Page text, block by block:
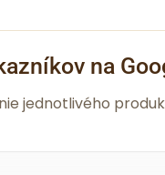
na
jednotlivého